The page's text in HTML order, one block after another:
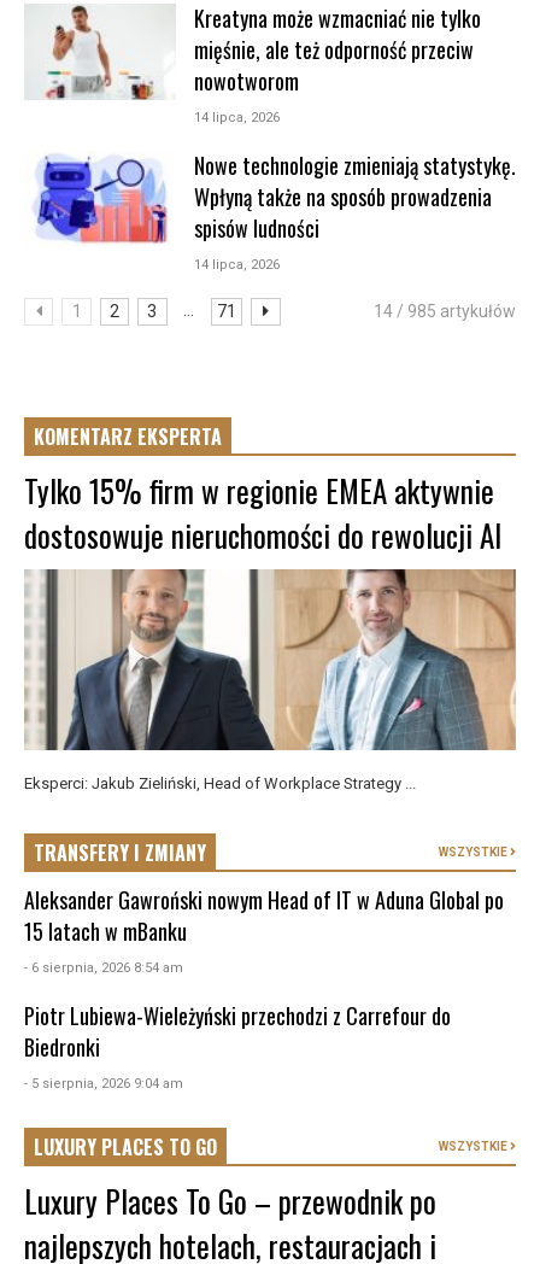
Kreatyna może wzmacniać nie tylko
mięśnie, ale też odporność przeciw
nowotworom
14 lipca, 2026
Nowe technologie zmieniają statystykę.
Wpłyną także na sposób prowadzenia
spisów ludności
14 lipca, 2026
1 2 3 71 14 / 985 artykułów
KOMENTARZ EKSPERTA
Tylko 15% firm w regionie EMEA aktywnie
dostosowuje nieruchomości do rewolucji AI
Eksperci: Jakub Zieliński, Head of Workplace Strategy ...
TRANSFERY I ZMIANY WSZYSTKIE
Aleksander Gawroński nowym Head of IT w Aduna Global po
15 latach w mBanku
- 6 sierpnia, 2026 8:54 am
Piotr Lubiewa-Wieleżyński przechodzi z Carrefour do
Biedronki
- 5 sierpnia, 2026 9:04 am
LUXURY PLACES TO GO WSZYSTKIE
Luxury Places To Go – przewodnik po
najlepszych hotelach, restauracjach i